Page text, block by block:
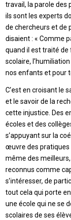
travail, la parole des
ils sont les experts
de chercheurs et de
disaient : « Comme
quand il est traité de
scolaire,
nos enfants et pour
C’est en croisant le
et le savoir de la
cette injustice. Des
écoles et des
s’appuyant sur la
œuvre des pratiques
même des
reconnus comme
s’intéresser, de
tout cela qui porte
une école qui ne se
scolaires de ses